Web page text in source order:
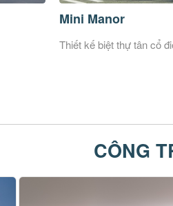
Mini Manor
Thiết kế biệt thự tân cổ
CÔNG